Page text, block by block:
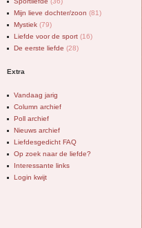
Mijn lieve dochter/zoon (81)
Mystiek (79)
Liefde voor de sport (16)
De eerste liefde (28)
Extra
Vandaag jarig
Column archief
Poll archief
Nieuws archief
Liefdesgedicht FAQ
Op zoek naar de liefde?
Interessante links
Login kwijt